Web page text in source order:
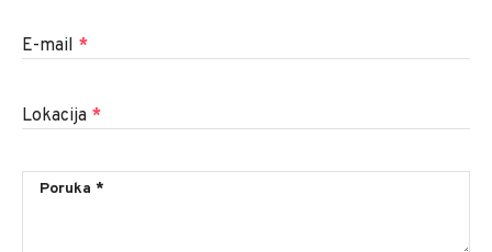
E-mail *
Lokacija *